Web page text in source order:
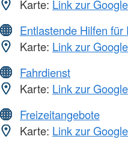
Karte: Link zur
Entlastende Hilfen für
Karte: Link zur
Fahrdienst
Karte: Link zur
Freizeitangebote
Karte: Link zur